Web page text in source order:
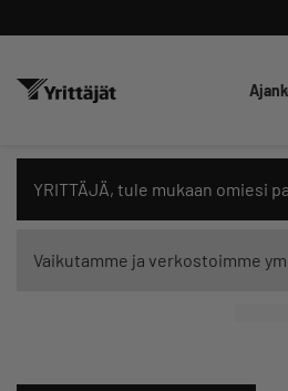
YRITTÄJÄ, tule mukaan omiesi
Vaikutamme ja verkostoimme
Hae